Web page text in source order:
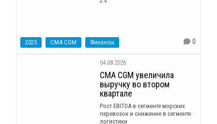
2025 CMA CGM Финансы 0
04.08.2026
CMA CGM увеличила
выручку во втором
квартале
Рост EBITDA в сегменте морских
перевозок и снижение в сегменте
логистики